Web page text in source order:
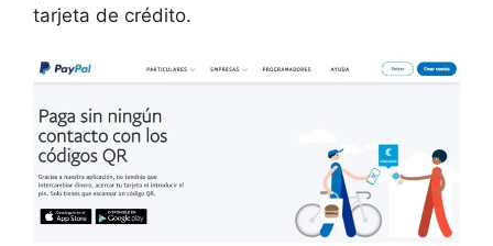
tarjeta de crédito.